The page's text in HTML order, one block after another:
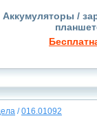
Аккумуляторы /
/016.01092